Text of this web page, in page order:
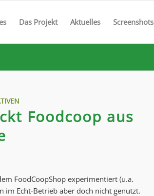
Das Projekt Aktuelles Screenshots
Foodcoop aus
FoodCoopShop experimentiert (u.a.
im Echt-Betrieb aber doch nicht genutzt.